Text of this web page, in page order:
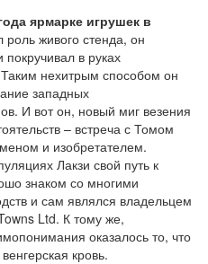
ярмарке игрушек в
живого стенда, он
в руках
нехитрым способом он
западных
И вот он, новый миг везения
– встреча с Томом
и изобретателем.
Лакзи свой путь к
знаком со многими
и сам являлся владельцем
Ltd. К тому же,
оказалось то, что
кровь.